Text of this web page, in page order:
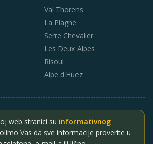
Val Thorens
La Plagne
Serre Chevalier
Les Deux Alpes
Risoul
Alpe d'Huez
web stranici su informativnog
Vas da sve informacije proverite u